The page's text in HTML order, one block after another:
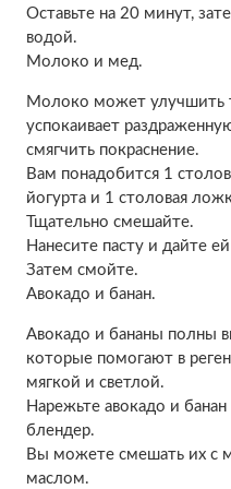
Оставьте на 20 минут,
водой.
Молоко и мед.
Молоко может улучшить
успокаивает
смягчить покраснение.
Вам понадобится 1
йогурта и 1 столовая
Тщательно смешайте.
Нанесите пасту и дайте
Затем смойте.
Авокадо и банан.
Авокадо и бананы полны
которые помогают в
мягкой и светлой.
Нарежьте авокадо и
блендер.
Вы можете смешать их с
маслом.